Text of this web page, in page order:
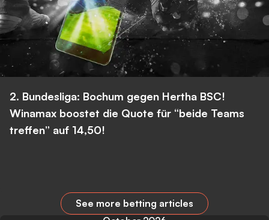
2. Bundesliga: Bochum gegen Hertha BSC!
Winamax boostet die Quote für “beide Teams
treffen” auf 14,50!
See more betting articles